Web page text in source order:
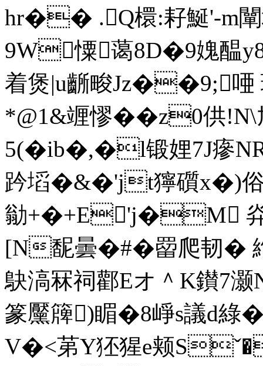
hr�� .Q檈:耔鯅'-m
9W憟蔼8D�9媿醖
着煲|u齭畯Jz��9;唖
*@1&竰憀��z0供!N\
5 (�ib�,�l锻娌7J瘮
趻塪�&�'jt獰礩x�)
勜+�+E'j�M
[N馜曇�#�罶爬韧�
鴃滈冧祠酄Eオ＾K鑚7
篆黶簰)睸�8崢s議d
V�<苐Y狉猩e颊